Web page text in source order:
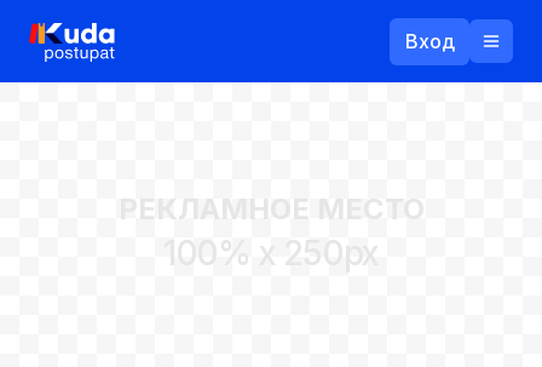
Вход
РЕКЛАМНОЕ МЕСТО
100% x 250px